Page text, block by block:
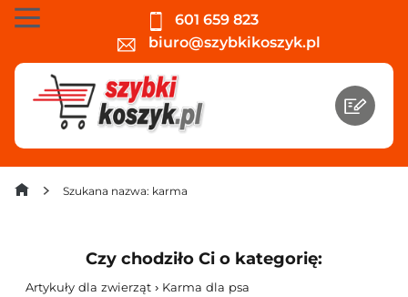
601 659 823
biuro@szybkikoszyk.pl
Szukana nazwa: karma
Czy chodziło Ci o kategorię:
Artykuły dla zwierząt › Karma dla psa